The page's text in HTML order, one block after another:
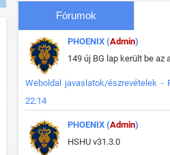
Fórumok
PHOENIX (Admin)
Weboldal javaslatok/észrevételek -
22:14
PHOENIX (Admin)
HSHU v31.3.0